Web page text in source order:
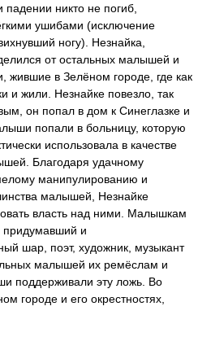
падении никто не погиб,
ушибами (исключение
ногу). Незнайка,
от остальных малышей и
в Зелёном городе, где как
и жили. Незнайке повезло, так
он попал в дом к Синеглазке и
попали в больницу, которую
использовала в качестве
Благодаря удачному
манипулированию и
малышей, Незнайке
власть над ними. Малышкам
придумавший и
шар, поэт, художник, музыкант
малышей их ремёслам и
поддерживали эту ложь. Во
городе и его окрестностях,